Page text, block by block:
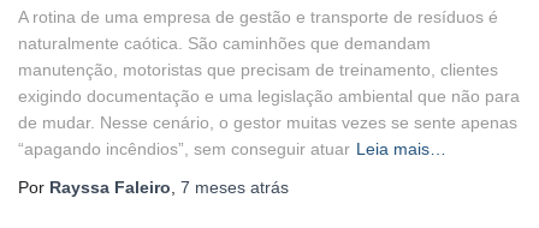
A rotina de uma empresa de gestão e transporte de resíduos é
naturalmente caótica. São caminhões que demandam
manutenção, motoristas que precisam de treinamento, clientes
exigindo documentação e uma legislação ambiental que não para
de mudar. Nesse cenário, o gestor muitas vezes se sente apenas
“apagando incêndios”, sem conseguir atuar Leia mais…
Por Rayssa Faleiro 7 meses atrás